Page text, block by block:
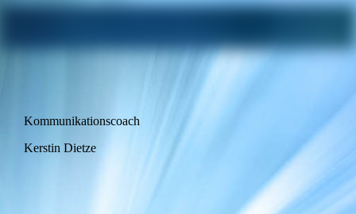
Kommunikationscoach
Kerstin Dietze